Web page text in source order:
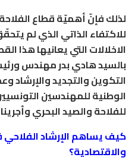
لذلك فإنّ أهميّة قطاع
للاكتفاء الذاتي الذي لم
الاخلالات التي يعانيها هذا
بالسيد هادي بدر مهندس
التكوين والتجديد والإرشاد
الوطنية للمهندسين
للفلاحة والصيد البحري
كيف يساهم الإرشاد الفلاحي
والاقتصادية؟